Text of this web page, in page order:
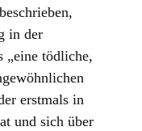
in der
„eine tödliche,
erstmals in
und sich über